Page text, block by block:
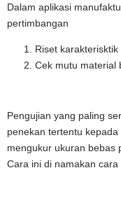
Dalam aplikasi
pertimbangan
Riset
Cek mutu material
Pengujian yang paling
penekan tertentu
mengukur ukuran bebas
Cara ini di namakan